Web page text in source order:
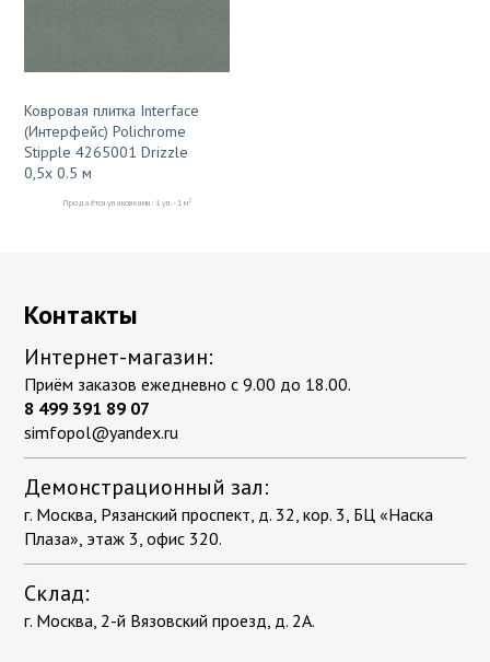
Ковровая плитка Interface
(Интерфейс) Polichrome
Stipple 4265001 Drizzle
0,5x 0.5 м
Продаётся упаковками: 1 уп. - 1 м2
Контакты
Интернет-магазин:
Приём заказов ежедневно с 9.00 до 18.00.
8 499 391 89 07
simfopol@yandex.ru
Демонстрационный зал:
г. Москва, Рязанский проспект, д. 32, кор. 3, БЦ «Наска
Плаза», этаж 3, офис 320.
Склад:
г. Москва, 2-й Вязовский проезд, д. 2А.